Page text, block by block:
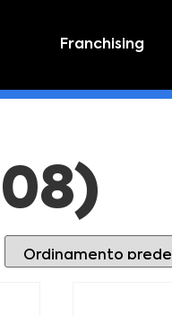
Franchising